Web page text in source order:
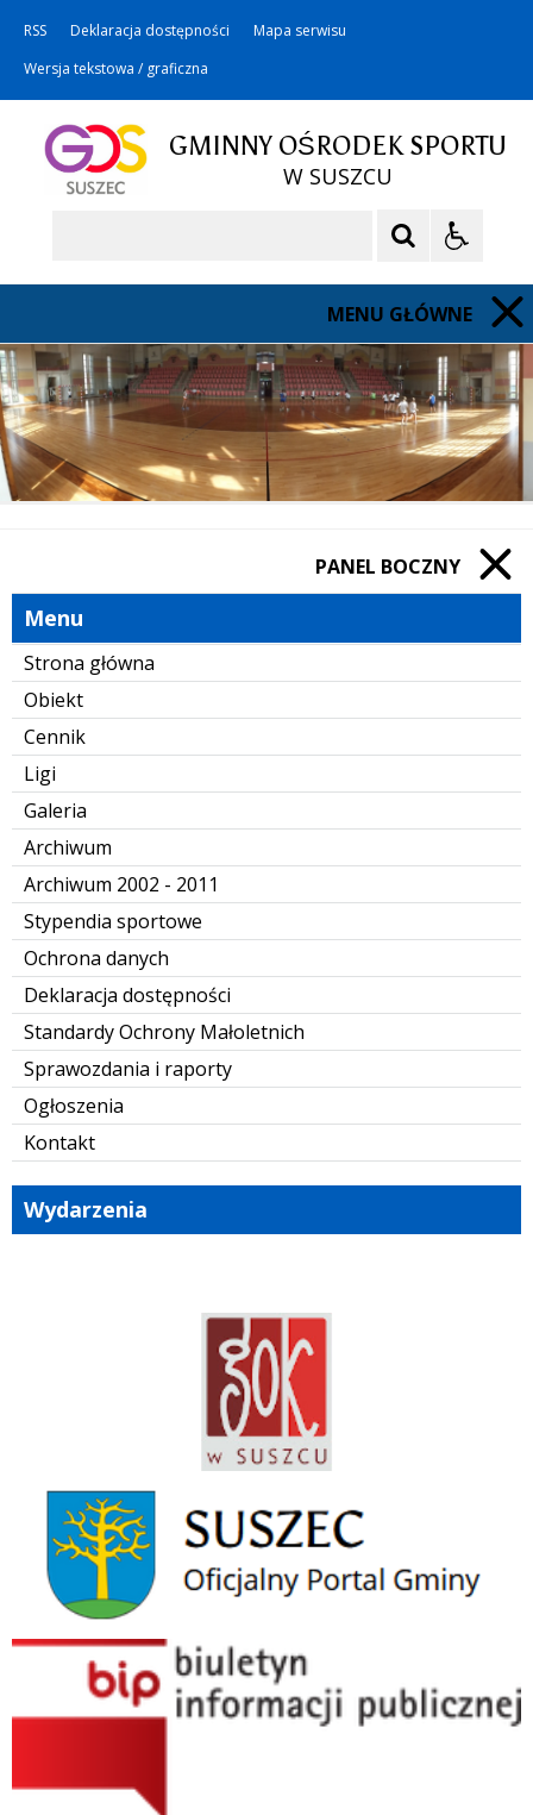
RSS Deklaracja dostępności
Mapa serwisu
Wersja tekstowa / graficzna
GMINNY OŚRODEK SPORTU
W SUSZCU
MENU GŁÓWNE
PANEL BOCZNY
Menu
Strona główna
Obiekt
Cennik
Ligi
Galeria
Archiwum
Archiwum 2002 - 2011
Stypendia sportowe
Ochrona danych
Deklaracja dostępności
Standardy Ochrony Małoletnich
Sprawozdania i raporty
Ogłoszenia
Kontakt
Wydarzenia
Gmina Suszec
BIP GOS Suszec